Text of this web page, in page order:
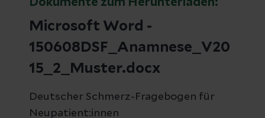
Dokumente zum Herunterladen:
Microsoft Word -
150608DSF_Anamnese_V20
15_2_Muster.docx
Deutscher Schmerz-Fragebogen für
Neupatient:innen